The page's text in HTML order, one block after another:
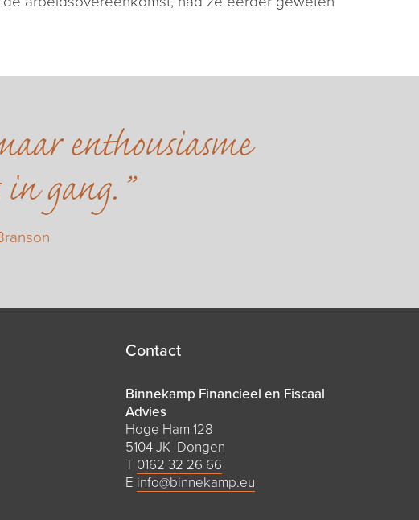
enthousiasme
gang.
Contact
Binnekamp Financieel en Fiscaal
Advies
Hoge Ham 128
5104 JK Dongen
T 0162 32 26 66
E info@binnekamp.eu